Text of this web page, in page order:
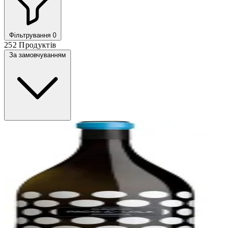
Фільтрування 0
252 Продуктів
За замовчуванням